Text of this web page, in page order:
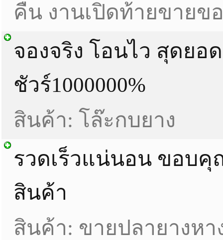
คืน งานเปิดท้ายขายข
จองจริง โอนไว สุดยอ
ชัวร์1000000%
สินค้า: โล๊ะกบยาง
รวดเร็วแน่นอน ขอบ
สินค้า
สินค้า: ขายปลายางหา